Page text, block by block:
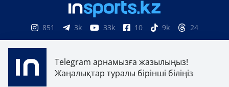
851 3k 33k 10 9k 24
Мерзімді баспасөз басылымын, ақпараттық агенттікті
және желілік басылымды есепке қою, қайта есепке алу
туралы №17614-АА куәлік Қазақстан Республикасы
Telegram арнамызға жазылыңыз!
Жаңалықтар туралы бірінші біліңіз